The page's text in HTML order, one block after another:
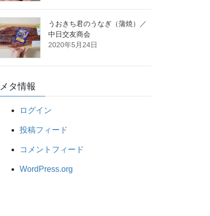
うおきち君のうなぎ（蒲焼）／
中日交友商会
2020年5月24日
メタ情報
ログイン
投稿フィード
コメントフィード
WordPress.org